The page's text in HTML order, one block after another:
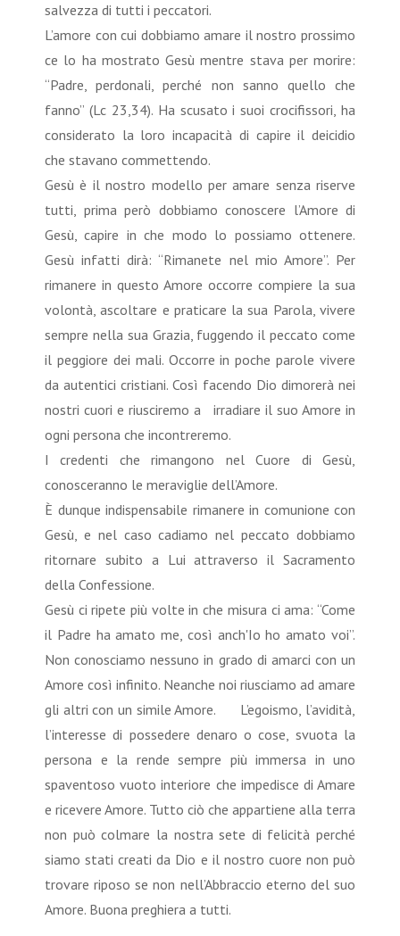
salvezza di tutti i peccatori.
L’amore con cui dobbiamo amare il nostro prossimo
ce lo ha mostrato Gesù mentre stava per morire:
“Padre, perdonali, perché non sanno quello che
fanno” (Lc 23,34). Ha scusato i suoi crocifissori, ha
considerato la loro incapacità di capire il deicidio
che stavano commettendo.
Gesù è il nostro modello per amare senza riserve
tutti, prima però dobbiamo conoscere l’Amore di
Gesù, capire in che modo lo possiamo ottenere.
Gesù infatti dirà: “Rimanete nel mio Amore”. Per
rimanere in questo Amore occorre compiere la sua
volontà, ascoltare e praticare la sua Parola, vivere
sempre nella sua Grazia, fuggendo il peccato come
il peggiore dei mali. Occorre in poche parole vivere
da autentici cristiani. Così facendo Dio dimorerà nei
nostri cuori e riusciremo a irradiare il suo Amore in
ogni persona che incontreremo.
I credenti che rimangono nel Cuore di Gesù,
conosceranno le meraviglie dell’Amore.
È dunque indispensabile rimanere in comunione con
Gesù, e nel caso cadiamo nel peccato dobbiamo
ritornare subito a Lui attraverso il Sacramento
della Confessione.
Gesù ci ripete più volte in che misura ci ama: “Come
il Padre ha amato me, così anch'Io ho amato voi”.
Non conosciamo nessuno in grado di amarci con un
Amore così infinito. Neanche noi riusciamo ad amare
gli altri con un simile Amore. L’egoismo, l’avidità,
l’interesse di possedere denaro o cose, svuota la
persona e la rende sempre più immersa in uno
spaventoso vuoto interiore che impedisce di Amare
e ricevere Amore. Tutto ciò che appartiene alla terra
non può colmare la nostra sete di felicità perché
siamo stati creati da Dio e il nostro cuore non può
trovare riposo se non nell’Abbraccio eterno del suo
Amore. Buona preghiera a tutti.